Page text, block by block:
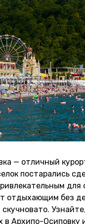
— отличный
постарались
для
отдыхающим без
в Архипо-Осиповку